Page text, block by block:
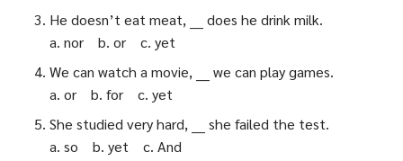
He doesn’t eat meat, ___ does he drink milk.
a. nor b. or c. yet
We can watch a movie, ___ we can play games.
a. or b. for c. yet
She studied very hard, ___ she failed the test.
a. so b. yet c. And